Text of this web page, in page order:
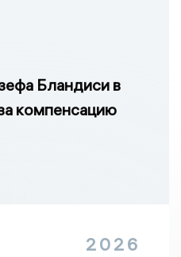
Бландиси в
компенсацию
2026